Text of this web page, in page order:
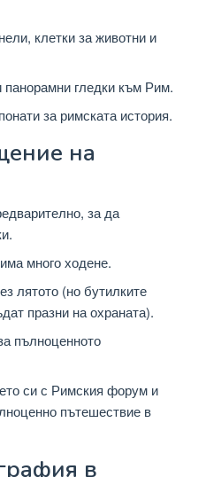
клетки за животни и
панорамни гледки към Рим.
за римската история.
на
за да
много ходене.
лятото (но бутилките
празни на охраната).
пълноценното
си с Римския форум и
пътешествие в
в